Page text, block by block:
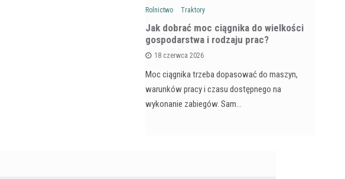
Rolnictwo Traktory
Jak dobrać moc ciągnika do wielkości
gospodarstwa i rodzaju prac?
18 czerwca 2026
Moc ciągnika trzeba dopasować do maszyn,
warunków pracy i czasu dostępnego na
wykonanie zabiegów. Sam…